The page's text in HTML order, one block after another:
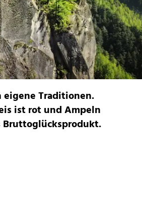
eigene Traditionen.
ist rot und Ampeln
Bruttoglücksprodukt.